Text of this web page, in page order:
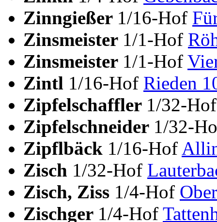
Zinngießer 1/16-Hof
Zinsmeister 1/1-Hof
Zinsmeister 1/1-Hof
Zintl 1/16-Hof Rieden
Zipfelschaffler 1/32-
Zipfelschneider 1/32-
Zipflbäck 1/16-Hof
Zisch 1/32-Hof
Zisch, Ziss 1/4-Hof
Zischger 1/4-Hof